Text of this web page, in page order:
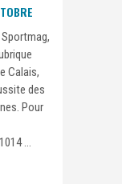
Calais,
des
Pour
...